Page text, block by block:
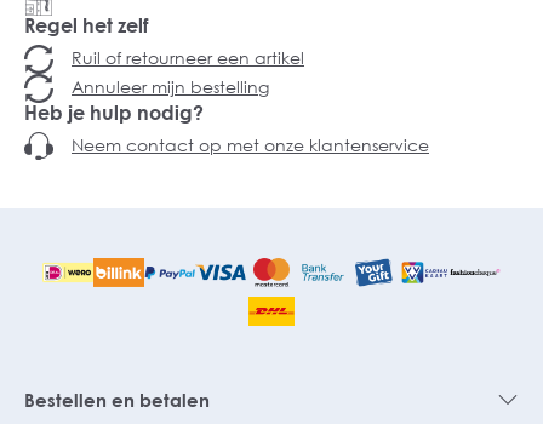
Regel het zelf
Ruil of retourneer een artikel
Annuleer mijn bestelling
Heb je hulp nodig?
Neem contact op met onze klantenservice
Bestellen en betalen